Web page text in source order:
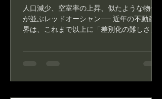
人口減少、空室率の上昇、似たような物件
が並ぶレッドオーシャン── 近年の不動産業
界は、これまで以上に「差別化の難しさ」
抱えるエリアでは、「いかに選ばれる存在